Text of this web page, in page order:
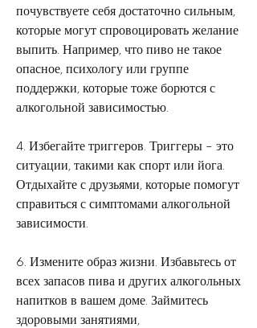
почувствуете себя достаточно сильным,
которые могут спровоцировать желание
выпить. Например, что пиво не такое
опасное, психологу или группе
поддержки, которые тоже борются с
алкогольной зависимостью.
4. Избегайте триггеров. Триггеры – это
ситуации, такими как спорт или йога.
Отдыхайте с друзьями, которые помогут
справиться с симптомами алкогольной
зависимости.
6. Измените образ жизни. Избавьтесь от
всех запасов пива и других алкогольных
напитков в вашем доме. Займитесь
здоровыми занятиями,